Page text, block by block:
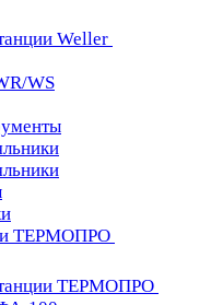
Weller
WS
ТЕРМОПРО
ТЕРМОПРО